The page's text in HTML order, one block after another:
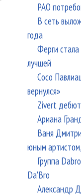
РАО
В сеть
года
Ферги
лучшей
Сосо
вернулся»
Zivert
Ариана
Ваня
юным
Группа
Da'Bro
Александр